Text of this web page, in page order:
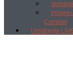
Complet
Urmărește